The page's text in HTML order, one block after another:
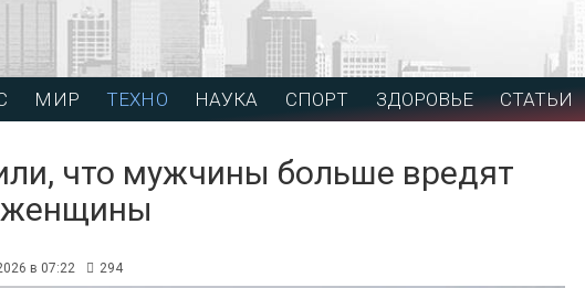
МИР ТЕХНО НАУКА СПОРТ ЗДОРОВЬЕ СТАТЬИ
что мужчины больше вредят
женщины
в 07:22 294